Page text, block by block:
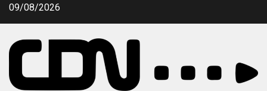
Przejdź
09/08/2026